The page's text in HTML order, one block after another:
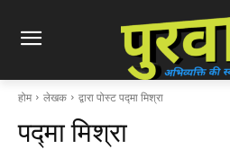
होम लेखक द्वारा पोस्ट पद्मा मिश्रा
पद्मा मिश्रा